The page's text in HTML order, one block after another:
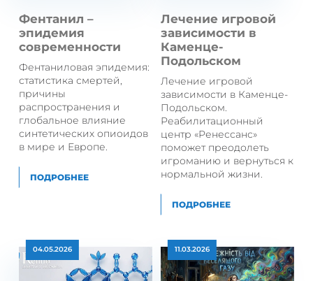
Фентанил –
эпидемия
современности
Фентаниловая эпидемия:
статистика смертей,
причины
распространения и
глобальное влияние
синтетических опиоидов
в мире и Европе.
ПОДРОБНЕЕ
Лечение игровой
зависимости в
Каменце-
Подольском
Лечение игровой
зависимости в Каменце-
Подольском.
Реабилитационный
центр «Ренессанс»
поможет преодолеть
игроманию и вернуться к
нормальной жизни.
ПОДРОБНЕЕ
04.05.2026 11.03.2026